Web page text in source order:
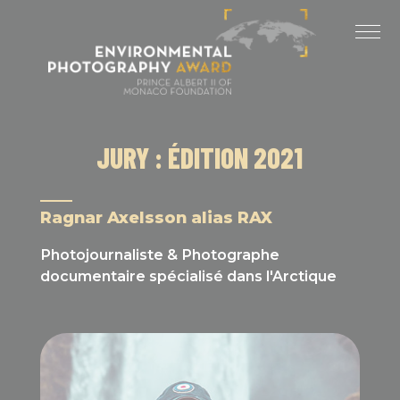
DERNIÈRES ÉDITIONS
ÉDITION 2022
ÉDITION 2021
JURY : ÉDITION 2021
Ragnar Axelsson alias RAX
Photojournaliste & Photographe
documentaire spécialisé dans l'Arctique